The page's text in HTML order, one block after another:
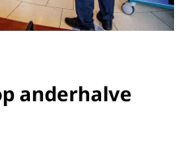
anderhalve